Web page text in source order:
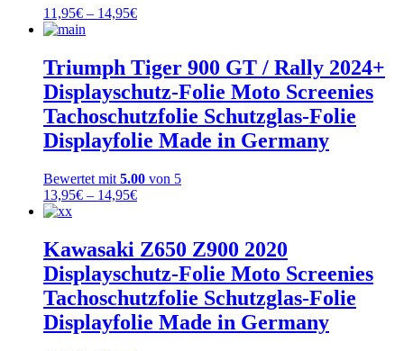
11,95€ – 14,95€Preisspanne:
14,95€
Triumph Tiger 900 GT / Rally 2024+
Displayschutz-Folie Moto Screenies
Tachoschutzfolie Schutzglas-Folie
Displayfolie Made in Germany
Bewertet mit 5.00 von 5
13,95€ – 14,95€Preisspanne:
14,95€
Kawasaki Z650 Z900 2020
Displayschutz-Folie Moto Screenies
Tachoschutzfolie Schutzglas-Folie
Displayfolie Made in Germany